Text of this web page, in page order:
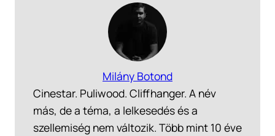
Milány Botond
Cinestar. Puliwood. Cliffhanger. A név
más, de a téma, a lelkesedés és a
szellemiség nem változik. Több mint 10 éve